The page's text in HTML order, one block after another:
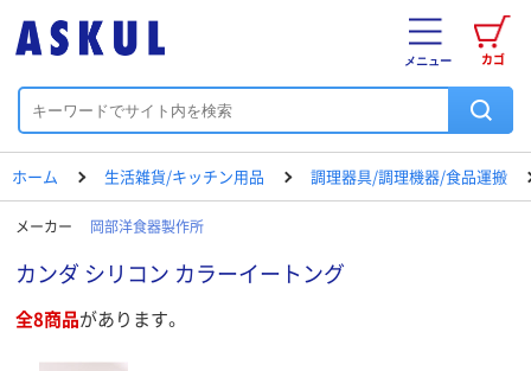
カゴ
メニュー
ホーム 生活雑貨/キッチン用品 調理器具/調理機器/食品運搬
メーカー 岡部洋食器製作所
カンダ シリコン カラーイートング
全8商品があります。